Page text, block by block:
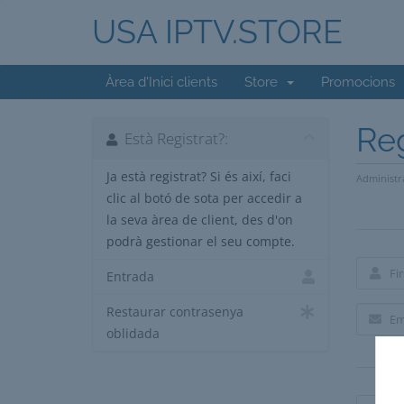
USA IPTV.STORE
Àrea d'Inici clients Store Promocions
Està Registrat?:
Ja està registrat? Si és així, faci
clic al botó de sota per accedir a
la seva àrea de client, des d'on
podrà gestionar el seu compte.
Entrada
Restaurar contrasenya
oblidada